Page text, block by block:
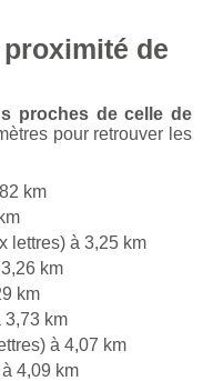
de
proches de celle de
pour retrouver les
km
lettres) à 3,25 km
km
km
3,73 km
à 4,07 km
4,09 km